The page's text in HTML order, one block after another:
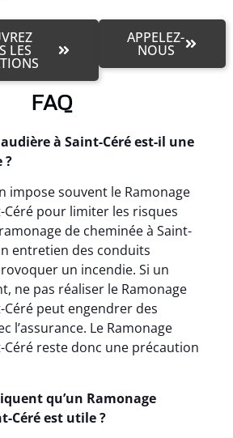
LES
APPELEZ-
NOUS
FAQ
à Saint-Céré est-il une
?
impose souvent le Ramonage
Céré pour limiter les risques
de cheminée à Saint-
entretien des conduits
un incendie. Si un
ne pas réaliser le Ramonage
Céré peut engendrer des
l’assurance. Le Ramonage
Céré reste donc une précaution
qu’un Ramonage
Céré est utile ?